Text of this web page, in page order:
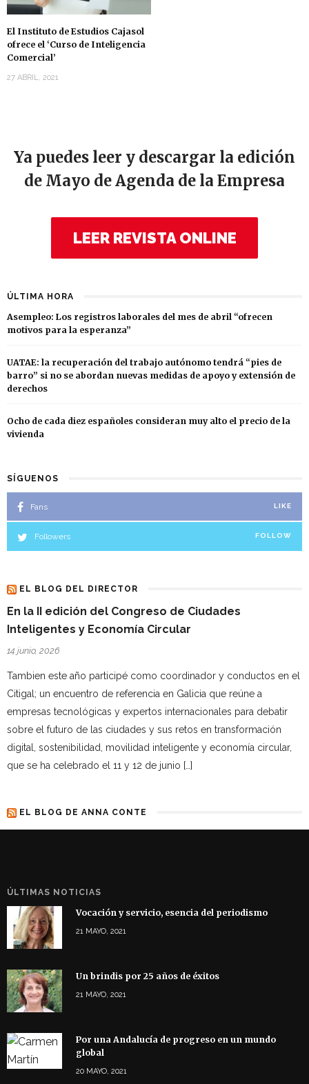
El Instituto de Estudios Cajasol
ofrece el ‘Curso de Inteligencia
Comercial’
27 ABRIL, 2021
Ya puedes leer y descargar la edición
de Mayo de Agenda de la Empresa
LEER REVISTA ONLINE
ÚLTIMA HORA
Asempleo: Los registros laborales del mes de abril “ofrecen
motivos para la esperanza”
UATAE: la recuperación del trabajo autónomo tendrá “pies de
barro” si no se abordan nuevas medidas de apoyo y extensión de
derechos
Ocho de cada diez españoles consideran muy alto el precio de la
vivienda
SÍGUENOS
Fans LIKE
Followers FOLLOW
EL BLOG DEL DIRECTOR
En la II edición del Congreso de Ciudades
Inteligentes y Economía Circular
14 junio, 2026
Tambien este año participé como coordinador y conductos en el
Citigal; un encuentro de referencia en Galicia que reúne a
empresas tecnológicas y expertos internacionales para debatir
sobre el futuro de las ciudades y sus retos en transformación
digital, sostenibilidad, movilidad inteligente y economía circular,
que se ha celebrado el 11 y 12 de junio […]
EL BLOG DE ANNA CONTE
ÚLTIMAS NOTICIAS
Vocación y servicio, esencia del periodismo
21 MAYO, 2021
Un brindis por 25 años de éxitos
21 MAYO, 2021
Por una Andalucía de progreso en un mundo
global
20 MAYO, 2021